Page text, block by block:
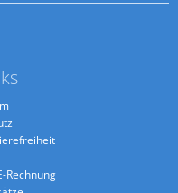
Rechnung